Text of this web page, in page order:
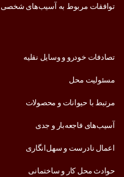
توافقات مربوط به آسیب‌های شخصی
تصادفات خودرو و وسایل نقلیه
مسئولیت محل
مرتبط با حیوانات و محصولات
آسیب‌های فاجعه‌بار و جدی
اعمال نادرست و سهل‌انگاری
حوادث محل کار و ساختمانی